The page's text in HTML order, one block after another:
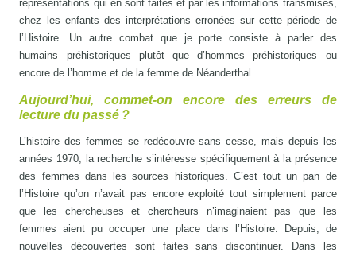
représentations qui en sont faites et par les informations transmises,
chez les enfants des interprétations erronées sur cette période de
l’Histoire. Un autre combat que je porte consiste à parler des
humains préhistoriques plutôt que d’hommes préhistoriques ou
encore de l’homme et de la femme de Néanderthal...
Aujourd’hui, commet-on encore des erreurs de
lecture du passé ?
L’histoire des femmes se redécouvre sans cesse, mais depuis les
années 1970, la recherche s’intéresse spécifiquement à la présence
des femmes dans les sources historiques. C’est tout un pan de
l’Histoire qu’on n’avait pas encore exploité tout simplement parce
que les chercheuses et chercheurs n’imaginaient pas que les
femmes aient pu occuper une place dans l’Histoire. Depuis, de
nouvelles découvertes sont faites sans discontinuer. Dans les